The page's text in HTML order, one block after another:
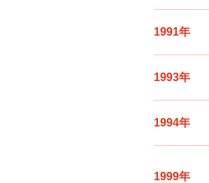
1991年
1993年
1994年
1999年